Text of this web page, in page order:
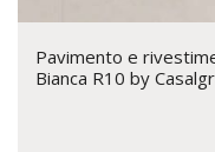
Pavimento e
Bianca R10 by